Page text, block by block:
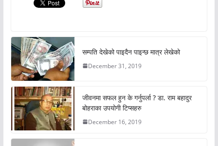
सम्पति देखेको पाइदैन पाइन्छ मात्र लेखेको
December 31, 2019
जीवनमा सफल हुन के गर्नुपर्ला ? डा. राम बहादुर
बोहराका उपयोगी टिप्सहरु
December 16, 2019